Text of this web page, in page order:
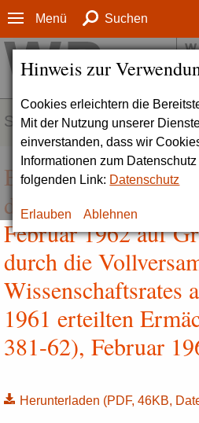
Hinweis zur
Cookies erleichtern die
Mit der Nutzung unserer
einverstanden, dass wir
Informationen zum
folgenden Link: Datenschutz
Erlauben Ablehnen
Menü Suchen
SERVICE
Beschluss des
des
Februar 1962 auf
durch die
Wissenschaftsrates
1961 erteilten
381-62), Februar
Herunterladen (PDF, 46KB,